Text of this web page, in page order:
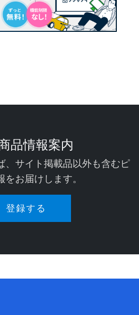
品情報案内
、サイト掲載品以外も含むピ
をお届けします。
登録する